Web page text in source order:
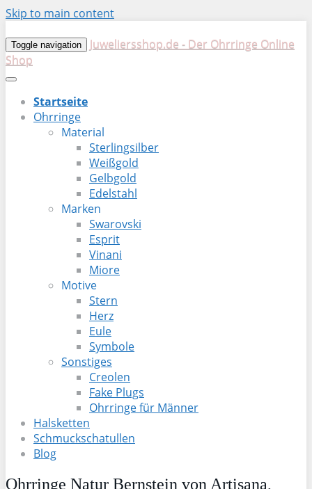
Skip to main content
Toggle navigation
Juweliersshop.de - Der Ohrringe Online
Shop
Startseite
Ohrringe
Material
Sterlingsilber
Weißgold
Gelbgold
Edelstahl
Marken
Swarovski
Esprit
Vinani
Miore
Motive
Stern
Herz
Eule
Symbole
Sonstiges
Creolen
Fake Plugs
Ohrringe für Männer
Halsketten
Schmuckschatullen
Blog
Ohrringe Natur Bernstein von Artisana,